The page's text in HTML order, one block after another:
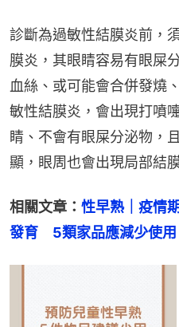
診斷為過敏性結膜炎前，
膜炎，其眼睛容易有眼屎
血絲、或可能會合併發燒
敏性結膜炎，會出現打噴
睛、不會有眼屎分泌物，
顯，眼周也會出現局部結
相關文章： 性早熟｜疫情
發育　5類家品應減少使用